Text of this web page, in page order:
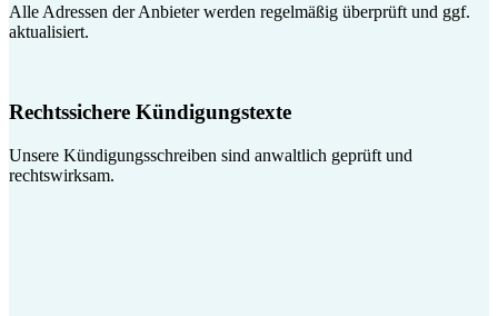
Alle Adressen der Anbieter werden regelmäßig überprüft und ggf.
aktualisiert.
Rechtssichere Kündigungstexte
Unsere Kündigungsschreiben sind anwaltlich geprüft und
rechtswirksam.